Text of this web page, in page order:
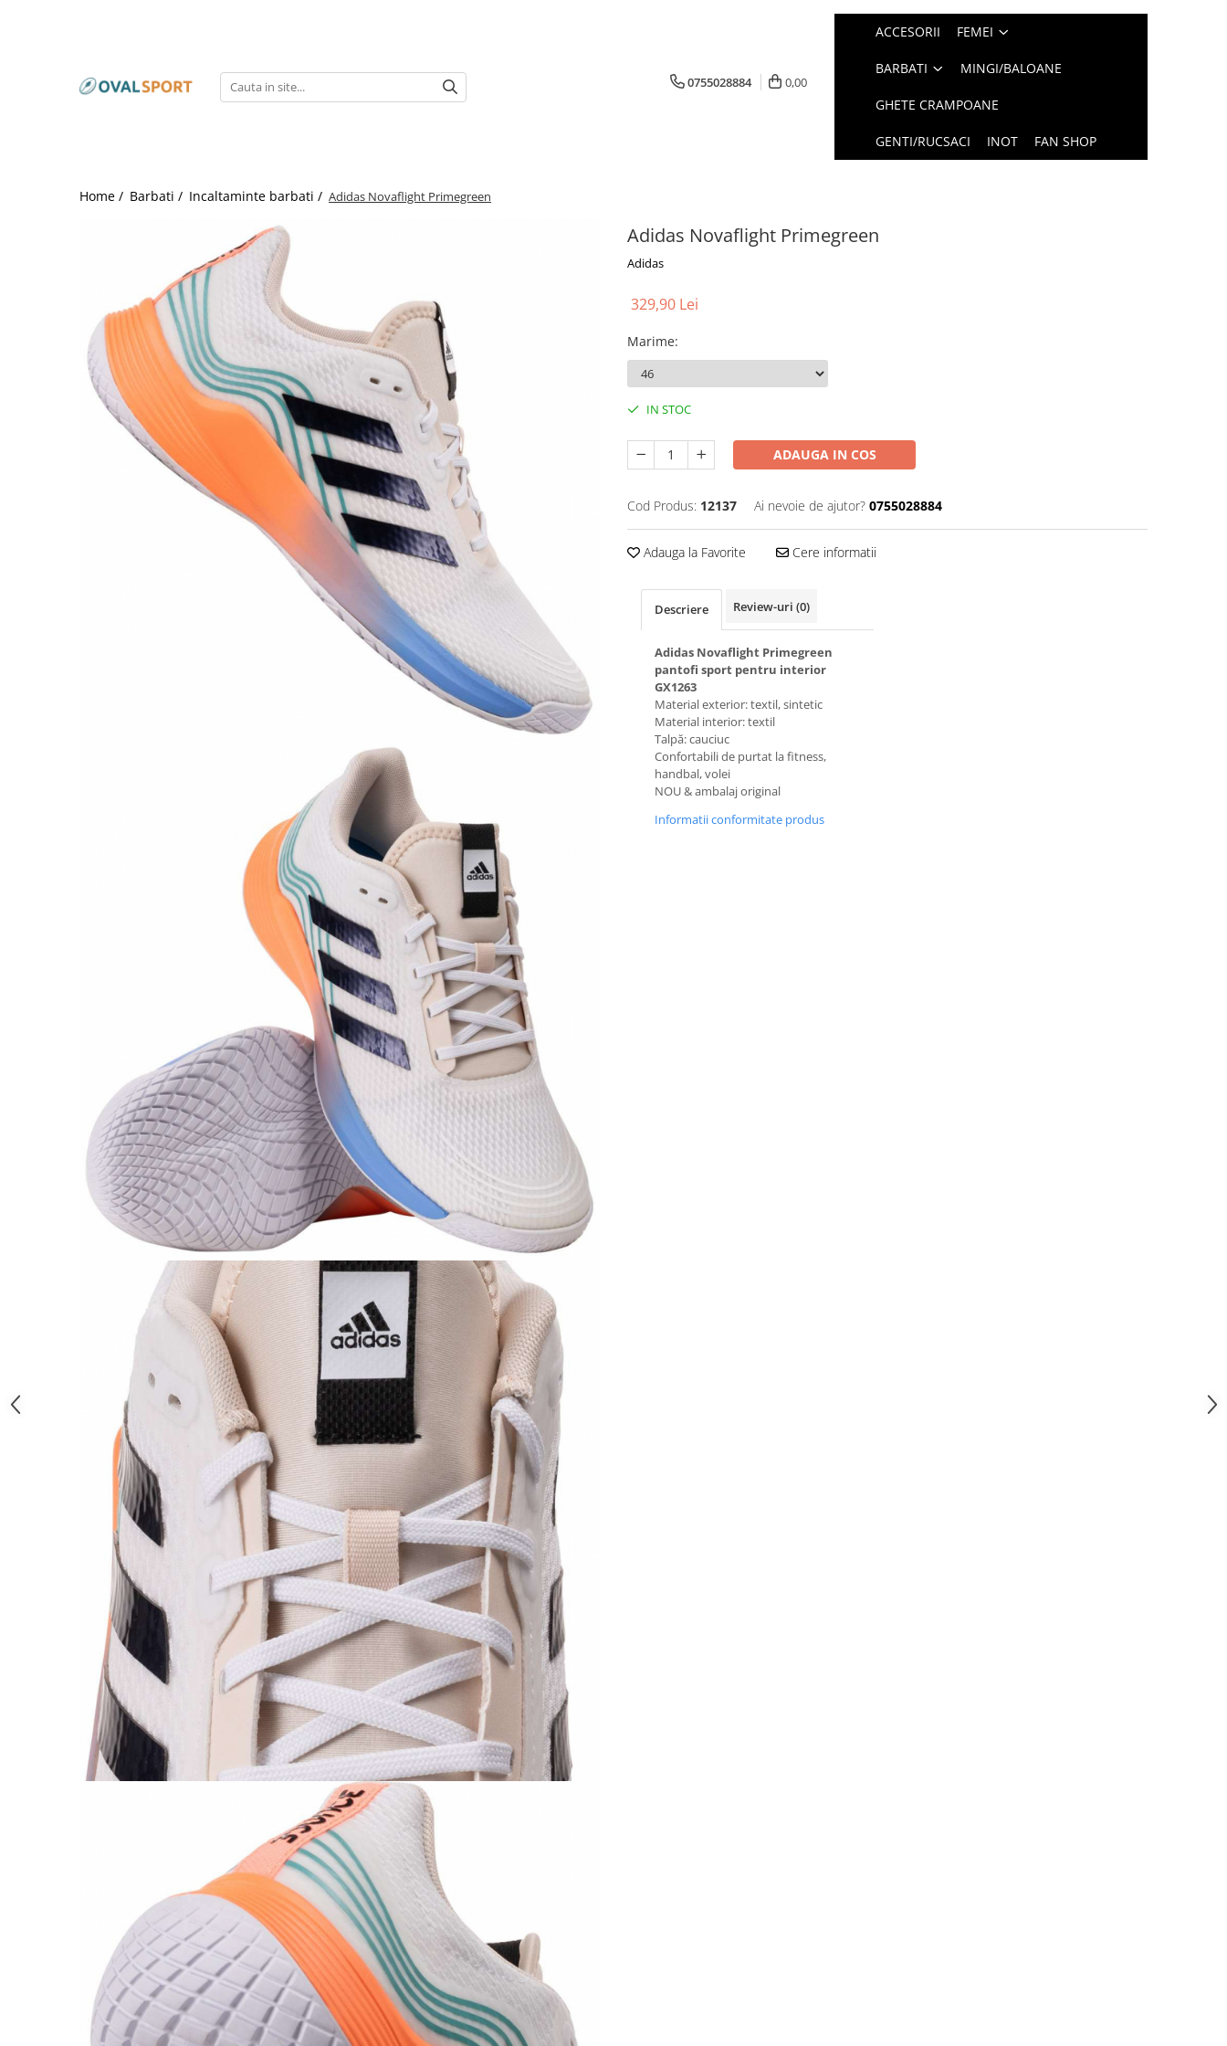
Imbracaminte
Imbracaminte
0755028884 0,00
ACCESORII FEMEI
BARBATI MINGI/BALOANE
GHETE CRAMPOANE
GENTI/RUCSACI INOT FAN SHOP
Home / Barbati / Incaltaminte barbati / Adidas Novaflight Primegreen
Adidas Novaflight Primegreen
Adidas
329,90 Lei
Marime:
IN STOC
ADAUGA IN COS
Cod Produs: 12137 Ai nevoie de ajutor? 0755028884
Adauga la Favorite Cere informatii
Descriere Review-uri (0)
Adidas Novaflight Primegreen
pantofi sport pentru interior
GX1263
Material exterior: textil, sintetic
Material interior: textil
Talpă: cauciuc
Confortabili de purtat la fitness,
handbal, volei
NOU & ambalaj original
Informatii conformitate produs